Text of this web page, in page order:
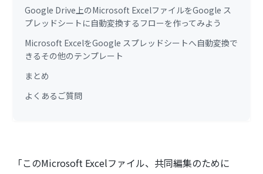
Google Drive上のMicrosoft ExcelファイルをGoogle ス
プレッドシートに自動変換するフローを作ってみよう
Microsoft ExcelをGoogle スプレッドシートへ自動変換で
きるその他のテンプレート
まとめ
よくあるご質問
「このMicrosoft Excelファイル、共同編集のために